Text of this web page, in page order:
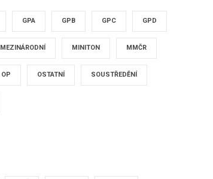
GPA GPB GPC GPD
MEZINÁRODNÍ MINITON MMČR
OP OSTATNÍ SOUSTŘEDĚNÍ